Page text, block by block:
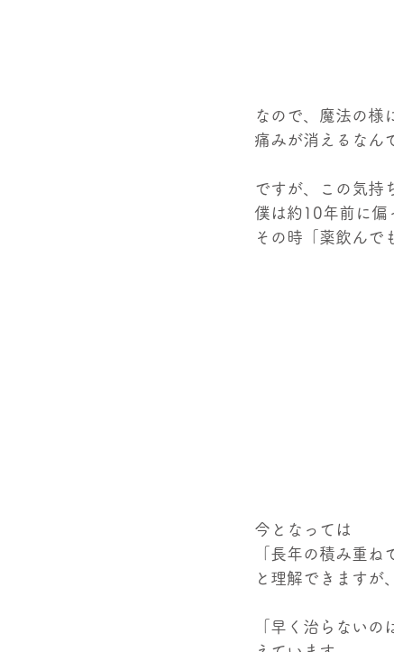
なので、魔法の様
痛みが消えるなん
ですが、この気持
僕は約10年前に偏
その時「薬飲んで
今となっては
「長年の積み重ね
と理解できますが
「早く治らない